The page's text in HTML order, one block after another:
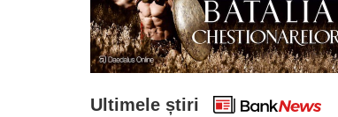
Ultimele știri